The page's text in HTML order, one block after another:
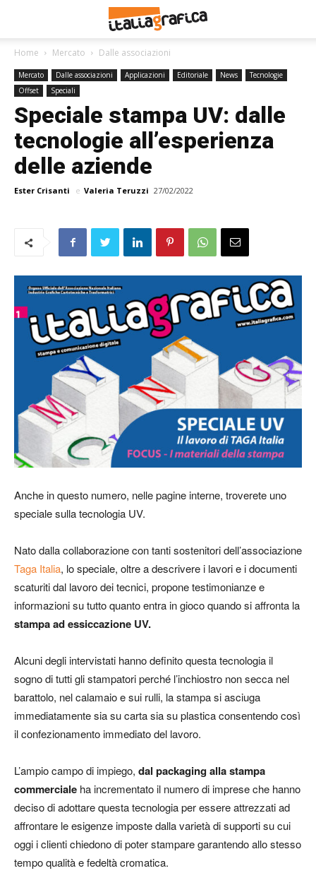
Home Mercato Dalle associazioni
Mercato Dalle associazioni Applicazioni Editoriale News
Tecnologie
Offset
Speciali
Speciale stampa UV: dalle
tecnologie all’esperienza
delle aziende
Ester Crisanti e Valeria Teruzzi 27/02/2022
Anche in questo numero, nelle pagine interne, troverete uno
speciale sulla tecnologia UV.
Nato dalla collaborazione con tanti sostenitori dell’associazione
Taga Italia, lo speciale, oltre a descrivere i lavori e i documenti
scaturiti dal lavoro dei tecnici, propone testimonianze e
informazioni su tutto quanto entra in gioco quando si affronta la
stampa ad essiccazione UV.
Alcuni degli intervistati hanno definito questa tecnologia il
sogno di tutti gli stampatori perché l’inchiostro non secca nel
barattolo, nel calamaio e sui rulli, la stampa si asciuga
immediatamente sia su carta sia su plastica consentendo così
il confezionamento immediato del lavoro.
L’ampio campo di impiego, dal packaging alla stampa
commerciale ha incrementato il numero di imprese che hanno
deciso di adottare questa tecnologia per essere attrezzati ad
affrontare le esigenze imposte dalla varietà di supporti su cui
oggi i clienti chiedono di poter stampare garantendo allo stesso
tempo qualità e fedeltà cromatica.